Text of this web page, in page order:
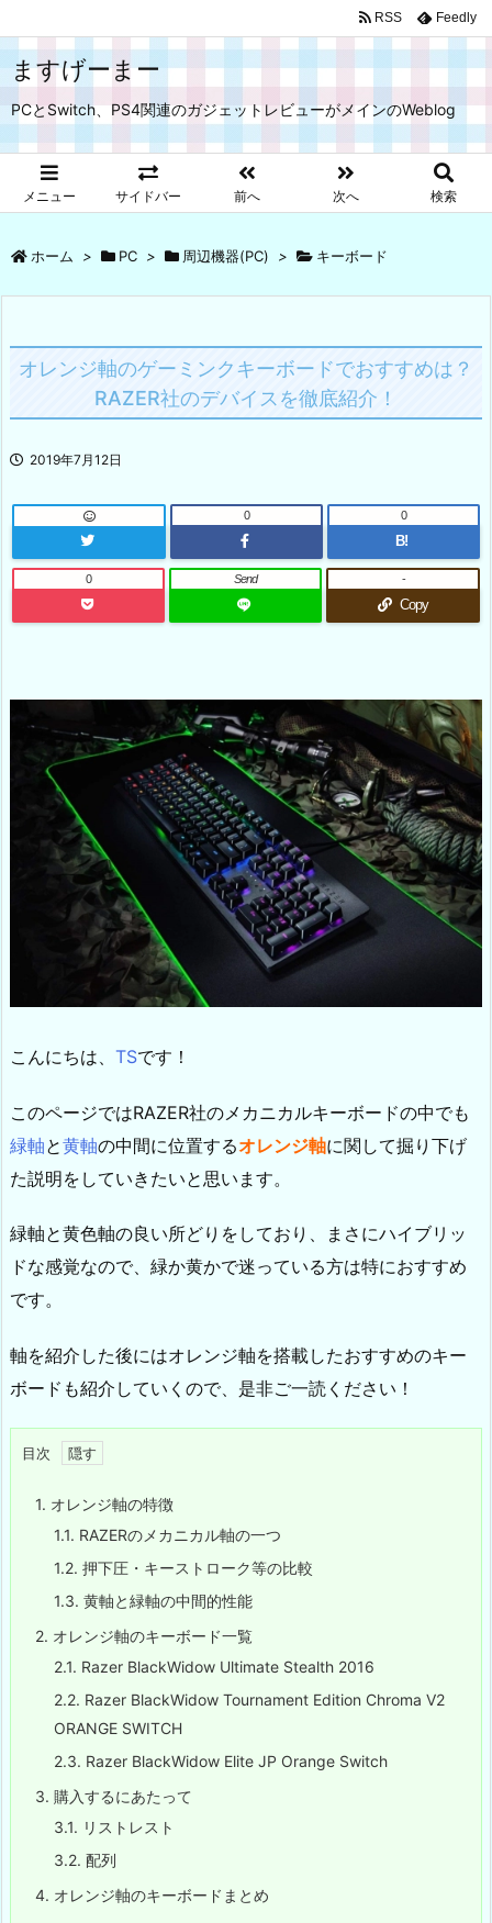
ますげーまー
PCとSwitch、PS4関連のガジェットレビューがメインのWeblog
メニュー サイドバー 前へ 次へ 検索
RSS Feedly
ホーム > PC > 周辺機器(PC) > キーボード
オレンジ軸のゲーミンクキーボードでおすすめは？
RAZER社のデバイスを徹底紹介！
2019年7月12日
0
B!
0
0 Send
Copy
-
こんにちは、 TSです！
このページではRAZER社のメカニカルキーボードの中でも
緑軸と黄軸の中間に位置するオレンジ軸に関して掘り下げ
た説明をしていきたいと思います。
緑軸と黄色軸の良い所どりをしており、まさにハイブリッ
ドな感覚なので、緑か黄かで迷っている方は特におすすめ
です。
軸を紹介した後にはオレンジ軸を搭載したおすすめのキー
ボードも紹介していくので、是非ご一読ください！
目次
1. オレンジ軸の特徴
1.1. RAZERのメカニカル軸の一つ
1.2. 押下圧・キーストローク等の比較
1.3. 黄軸と緑軸の中間的性能
2. オレンジ軸のキーボード一覧
2.1. Razer BlackWidow Ultimate Stealth 2016
2.2. Razer BlackWidow Tournament Edition Chroma V2
ORANGE SWITCH
2.3. Razer BlackWidow Elite JP Orange Switch
3. 購入するにあたって
3.1. リストレスト
3.2. 配列
4. オレンジ軸のキーボードまとめ